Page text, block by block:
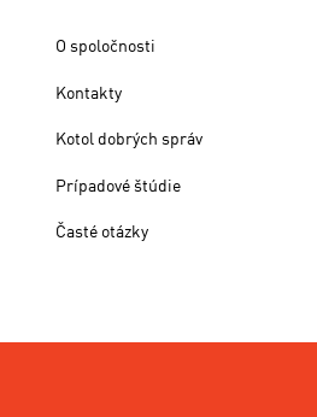
O spoločnosti
Kontakty
Kotol dobrých správ
Prípadové štúdie
Časté otázky